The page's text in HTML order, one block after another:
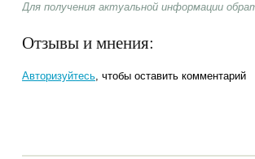
Для получения актуальной информации
Отзывы и мнения:
Авторизуйтесь, чтобы оставить комментарий